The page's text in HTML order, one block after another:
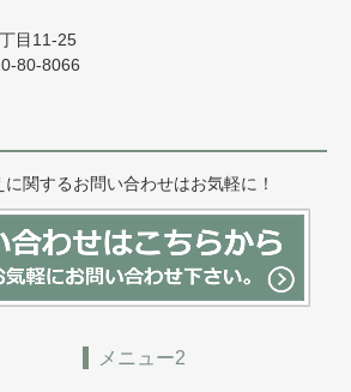
目11-25
80-8066
関するお問い合わせはお気軽に！
メニュー2